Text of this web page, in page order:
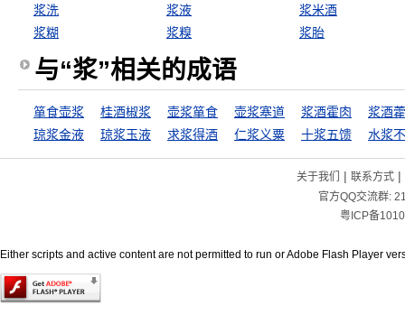
浆洗
浆液
浆米酒
浆糊
浆糗 浆胎
与“浆”相关的成语
箪食壶浆 桂酒椒浆 壶浆箪食 壶浆塞道 浆酒霍肉
浆酒
琼浆金液
琼浆玉液 求浆得酒 仁浆义粟 十浆五馈 水浆
关于我们 | 联系方式|
官方QQ交流群:
粤ICP备
Either scripts and active content are not permitted to run or Adobe Flash Player